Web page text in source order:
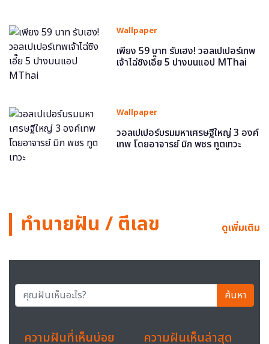
Wallpaper
เพียง 59 บาท รับเฮง! วอลเปเปอร์เทพ
เจ้าไฉ่ซิงเอี๊ย 5 ปางบนแอป MThai
Wallpaper
วอลเปเปอร์บรมมหาเศรษฐีใหญ่ 3 องค์
เทพ โดยอาจารย์ มิก พชร ทูตเทวะ
ทำนายฝัน / ตีเลข ดูเพิ่มเติม
ค้นหา
ความฝันที่เห็นบ่อย ความฝันเห็นล่าสุด